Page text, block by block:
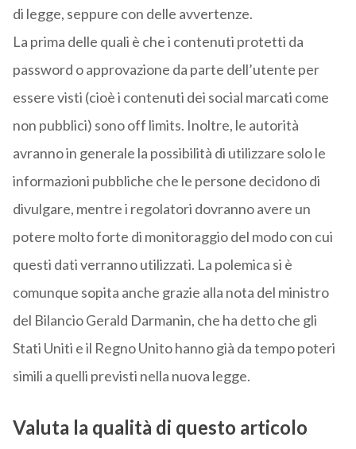
di legge, seppure con delle avvertenze.
La prima delle quali è che i contenuti protetti da
password o approvazione da parte dell’utente per
essere visti (cioè i contenuti dei social marcati come
non pubblici) sono off limits. Inoltre, le autorità
avranno in generale la possibilità di utilizzare solo le
informazioni pubbliche che le persone decidono di
divulgare, mentre i regolatori dovranno avere un
potere molto forte di monitoraggio del modo con cui
questi dati verranno utilizzati. La polemica si è
comunque sopita anche grazie alla nota del ministro
del Bilancio Gerald Darmanin, che ha detto che gli
Stati Uniti e il Regno Unito hanno già da tempo poteri
simili a quelli previsti nella nuova legge.
Valuta la qualità di questo articolo